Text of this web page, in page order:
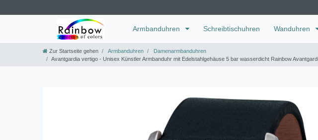
Armbanduhren Schreibtischuhren Wanduhren
Zur Startseite gehen Armbanduhren
Damenarmbanduhren
Avantgardia vertigo - Unisex Künstler Armbanduhr mit Edelstahlgehäuse 5 bar wasserdicht Rainbow